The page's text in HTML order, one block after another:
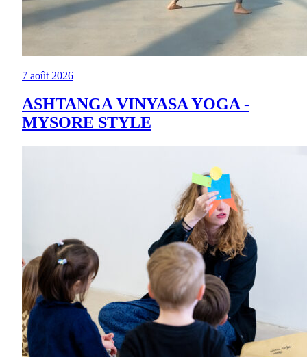
7 août 2026
ASHTANGA VINYASA YOGA -
MYSORE STYLE